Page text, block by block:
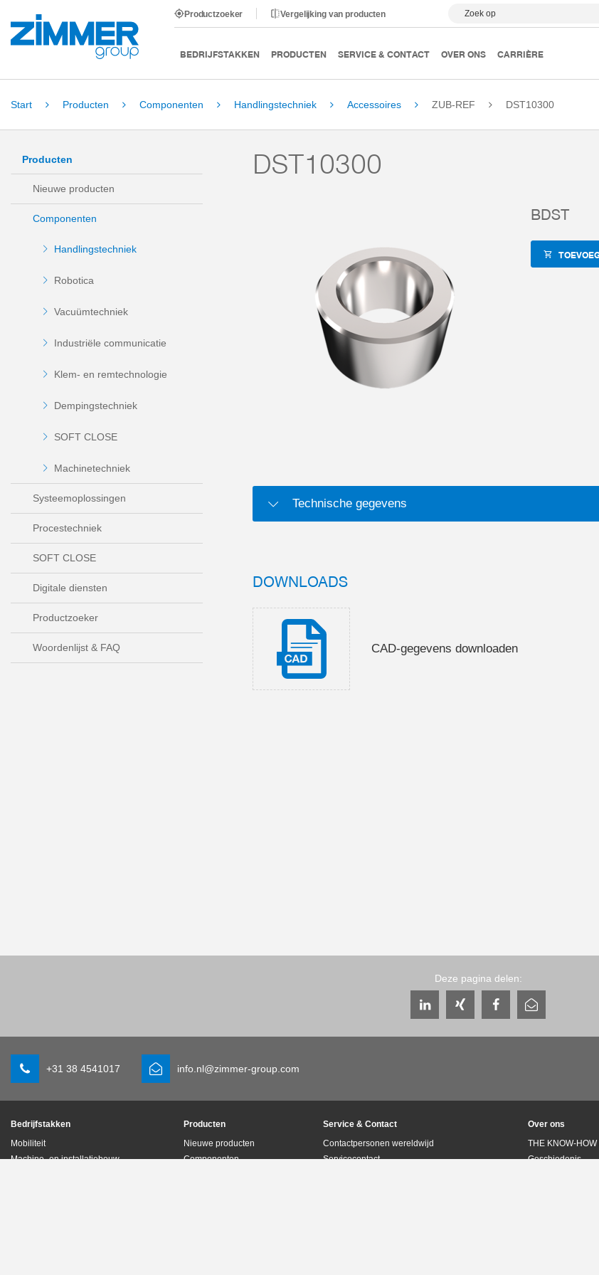
Productzoeker Vergelijking van producten Zoek op
BEDRIJFSTAKKEN PRODUCTEN SERVICE & CONTACT OVER ONS CARRIÈRE
Start Producten Componenten Handlingstechniek Accessoires ZUB-REF DST10300
Producten
Nieuwe producten
Componenten
Handlingstechniek
Robotica
Vacuümtechniek
Industriële communicatie
Klem- en remtechnologie
Dempingstechniek
SOFT CLOSE
Machinetechniek
Systeemoplossingen
Procestechniek
SOFT CLOSE
Digitale diensten
Productzoeker
Woordenlijst & FAQ
DST10300
BDST
Technische gegevens
DOWNLOADS
CAD-gegevens downloaden
Deze pagina delen:
+31 38 4541017 info.nl@zimmer-group.com
Bedrijfstakken
Mobiliteit
Machine- en installatiebouw
Producten
Nieuwe producten
Componenten
Service & Contact
Contactpersonen wereldwijd
Servicecontact
Over ons
THE KNOW-HOW
Geschiedenis